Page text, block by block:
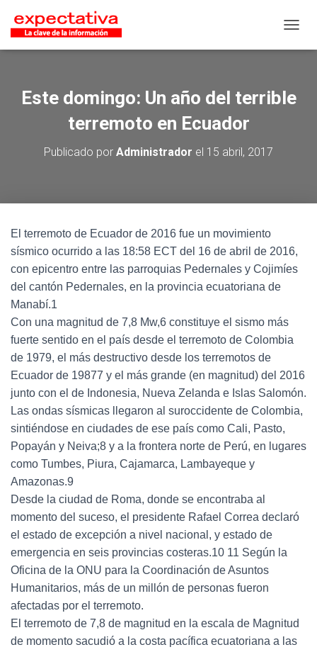
Este domingo: Un año del terrible
terremoto en Ecuador
Publicado por Administrador el 15 abril, 2017
El terremoto de Ecuador de 2016 fue un movimiento
sísmico ocurrido a las 18:58 ECT del 16 de abril de 2016,
con epicentro entre las parroquias Pedernales y Cojimíes
del cantón Pedernales, en la provincia ecuatoriana de
Manabí.1
Con una magnitud de 7,8 Mw,6 constituye el sismo más
fuerte sentido en el país desde el terremoto de Colombia
de 1979, el más destructivo desde los terremotos de
Ecuador de 19877 y el más grande (en magnitud) del 2016
junto con el de Indonesia, Nueva Zelanda e Islas Salomón.
Las ondas sísmicas llegaron al suroccidente de Colombia,
sintiéndose en ciudades de ese país como Cali, Pasto,
Popayán y Neiva;8 y a la frontera norte de Perú, en lugares
como Tumbes, Piura, Cajamarca, Lambayeque y
Amazonas.9
Desde la ciudad de Roma, donde se encontraba al
momento del suceso, el presidente Rafael Correa declaró
el estado de excepción a nivel nacional, y estado de
emergencia en seis provincias costeras.10 11 Según la
Oficina de la ONU para la Coordinación de Asuntos
Humanitarios, más de un millón de personas fueron
afectadas por el terremoto.
El terremoto de 7,8 de magnitud en la escala de Magnitud
de momento sacudió a la costa pacífica ecuatoriana a las